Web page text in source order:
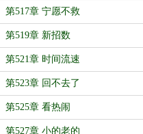
第517章 宁愿不救
第519章 新招数
第521章 时间流速
第523章 回不去了
第525章 看热闹
第527章 小的老的